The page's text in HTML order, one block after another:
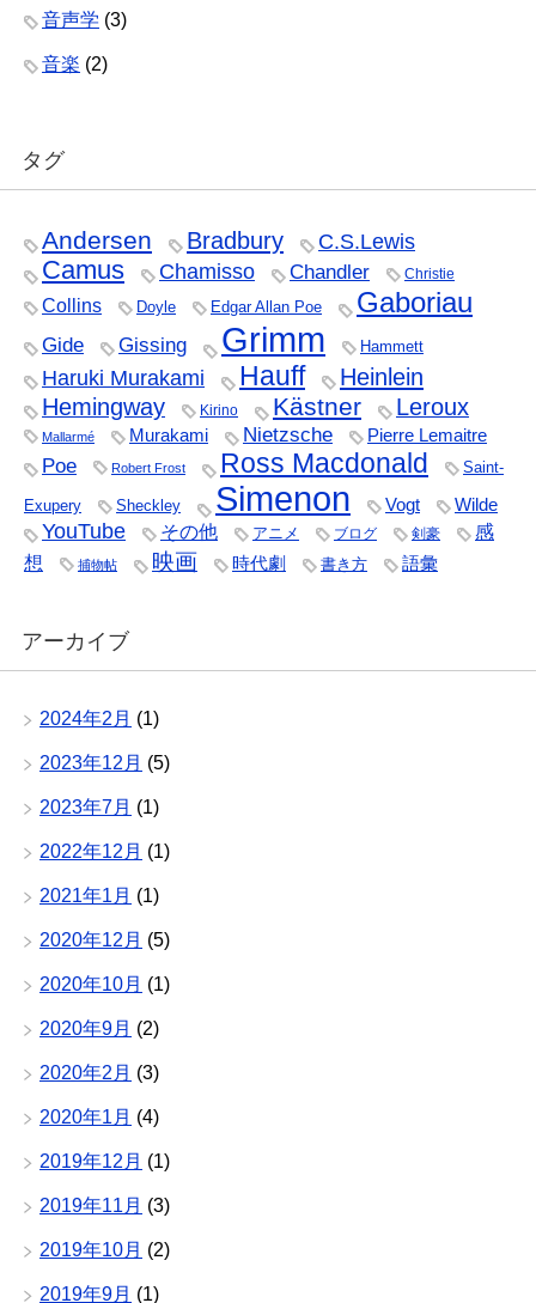
音声学 (3)
音楽 (2)
タグ
Andersen Bradbury C.S.Lewis
Camus Chamisso Chandler Christie
Collins Doyle Edgar Allan Poe Gaboriau
Gide Gissing Grimm Hammett
Haruki Murakami Hauff
Heinlein
Hemingway
Kirino Kästner Leroux
Mallarmé Murakami Nietzsche Pierre Lemaitre
Poe Robert Frost Ross Macdonald Saint-
Exupery Sheckley Simenon Vogt Wilde
YouTube その他 アニメ ブログ 剣豪
感
想
捕物帖 映画 時代劇 書き方 語彙
アーカイブ
2024年2月 (1)
2023年12月 (5)
2023年7月 (1)
2022年12月 (1)
2021年1月 (1)
2020年12月 (5)
2020年10月 (1)
2020年9月 (2)
2020年2月 (3)
2020年1月 (4)
2019年12月 (1)
2019年11月 (3)
2019年10月 (2)
2019年9月 (1)